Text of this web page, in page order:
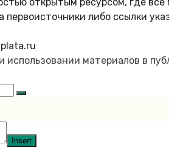
первоисточники либо ссылки
материалов в
Insert